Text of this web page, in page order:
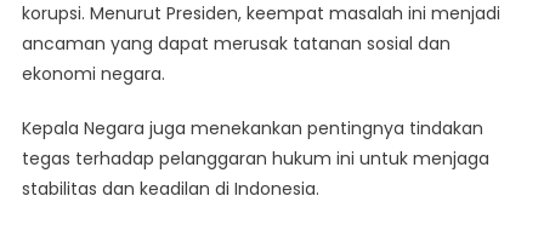
korupsi. Menurut Presiden, keempat masalah ini menjadi
ancaman yang dapat merusak tatanan sosial dan
ekonomi negara.
Kepala Negara juga menekankan pentingnya tindakan
tegas terhadap pelanggaran hukum ini untuk menjaga
stabilitas dan keadilan di Indonesia.